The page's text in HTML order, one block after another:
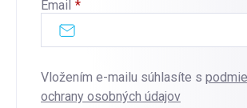
Email
Vložením e-mailu súhlasíte s
ochrany osobných údajov